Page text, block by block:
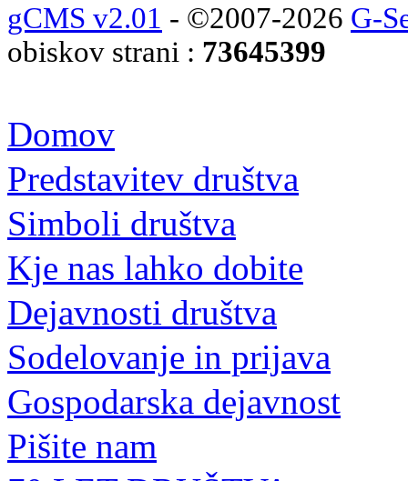
gCMS v2.01 - ©2007-2026 G-
obiskov strani : 73645399
Domov
Predstavitev društva
Simboli društva
Kje nas lahko dobite
Dejavnosti društva
Sodelovanje in prijava
Gospodarska dejavnost
Pišite nam